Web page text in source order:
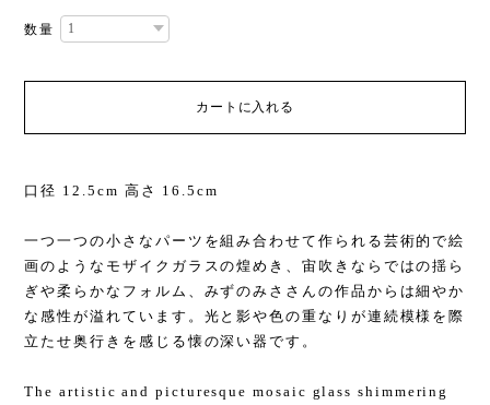
数量
カートに入れる
口径 12.5cm 高さ 16.5cm
一つ一つの小さなパーツを組み合わせて作られる芸術的で絵
画のようなモザイクガラスの煌めき、宙吹きならではの揺ら
ぎや柔らかなフォルム、みずのみささんの作品からは細やか
な感性が溢れています。光と影や色の重なりが連続模様を際
立たせ奥行きを感じる懐の深い器です。
The artistic and picturesque mosaic glass shimmering